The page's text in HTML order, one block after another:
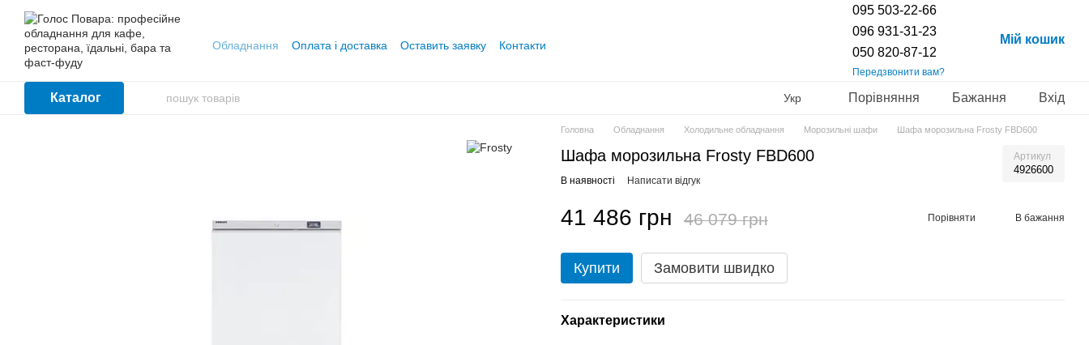
Перейти до основного контенту
Обладнання Оплата і доставка Оставить заявку Контакти
095 503-22-66
096 931-31-23
050 820-87-12
Передзвонити вам?
Мій кошик
Каталог Укр Порівняння Бажання Вхід
Головна Обладнання Холодильне обладнання Морозильні шафи Шафа морозильна Frosty FBD600
Шафа морозильна Frosty FBD600 Артикул
4926600
В наявності Написати відгук
41 486 грн 46 079 грн Порівняти В бажання
Купити Замовити швидко
Характеристики